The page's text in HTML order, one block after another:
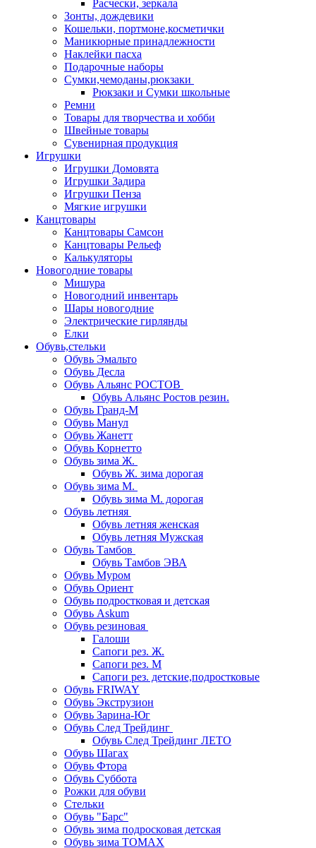
Расчески, зеркала
Зонты, дождевики
Кошельки, портмоне,косметички
Маникюрные принадлежности
Наклейки пасха
Подарочные наборы
Сумки,чемоданы,рюкзаки
Рюкзаки и Сумки школьные
Ремни
Товары для творчества и хобби
Швейные товары
Сувенирная продукция
Игрушки
Игрушки Домовята
Игрушки Задира
Игрушки Пенза
Мягкие игрушки
Канцтовары
Канцтовары Самсон
Канцтовары Рельеф
Калькуляторы
Новогодние товары
Мишура
Новогодний инвентарь
Шары новогодние
Электрические гирлянды
Елки
Обувь,стельки
Обувь Эмальто
Обувь Десла
Обувь Альянс РОСТОВ
Обувь Альянс Ростов резин.
Обувь Гранд-М
Обувь Манул
Обувь Жанетт
Обувь Корнетто
Обувь зима Ж.
Обувь Ж. зима дорогая
Обувь зима М.
Обувь зима М. дорогая
Обувь летняя
Обувь летняя женская
Обувь летняя Мужская
Обувь Тамбов
Обувь Тамбов ЭВА
Обувь Муром
Обувь Ориент
Обувь подростковая и детская
Обувь Askum
Обувь резиновая
Галоши
Сапоги рез. Ж.
Сапоги рез. М
Сапоги рез. детские,подростковые
Обувь FRIWAY
Обувь Экструзион
Обувь Зарина-Юг
Обувь След Трейдинг
Обувь След Трейдинг ЛЕТО
Обувь Шагах
Обувь Фтора
Обувь Суббота
Рожки для обуви
Стельки
Обувь "Барс"
Обувь зима подросковая детская
Обувь зима ТОМАХ